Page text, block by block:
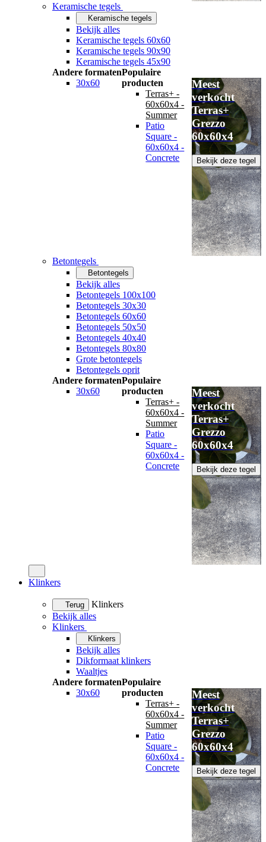
Keramische tegels
Keramische tegels
Bekijk alles
Keramische tegels 60x60
Keramische tegels 90x90
Keramische tegels 45x90
Andere formaten
30x60
Populaire
producten
Terras+ -
60x60x4 -
Summer
Patio
Square -
60x60x4 -
Concrete
Meest
verkocht
Terras+
Grezzo
60x60x4
Bekijk deze tegel
Betontegels
Betontegels
Bekijk alles
Betontegels 100x100
Betontegels 30x30
Betontegels 60x60
Betontegels 50x50
Betontegels 40x40
Betontegels 80x80
Grote betontegels
Betontegels oprit
Andere formaten
30x60
Populaire
producten
Terras+ -
60x60x4 -
Summer
Patio
Square -
60x60x4 -
Concrete
Meest
verkocht
Terras+
Grezzo
60x60x4
Bekijk deze tegel
Klinkers
Terug
Klinkers
Bekijk alles
Klinkers
Klinkers
Bekijk alles
Dikformaat klinkers
Waaltjes
Andere formaten
30x60
Populaire
producten
Terras+ -
60x60x4 -
Summer
Patio
Square -
60x60x4 -
Concrete
Meest
verkocht
Terras+
Grezzo
60x60x4
Bekijk deze tegel